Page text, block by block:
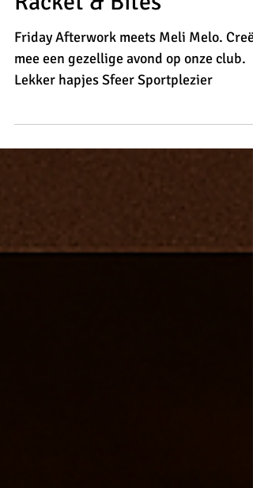
Racket & Bites
Friday Afterwork meets Meli Melo. Creëer
mee een gezellige avond op onze club.